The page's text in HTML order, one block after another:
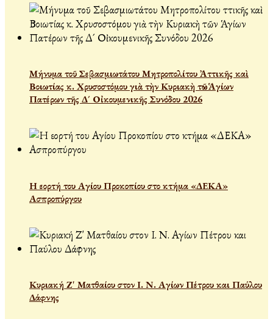
Μήνυμα τοῦ Σεβασμιωτάτου Μητροπολίτου Ἀττικῆς καὶ
Βοιωτίας κ. Χρυσοστόμου γιὰ τὴν Κυριακὴ τῶν Ἁγίων
Πατέρων τῆς Δ´ Οἰκουμενικῆς Συνόδου 2026
Η εορτή του Αγίου Προκοπίου στο κτήμα «ΔΕΚΑ»
Ασπροπύργου
Κυριακή Ζ' Ματθαίου στον Ι. Ν. Αγίων Πέτρου και Παύλου
Δάφνης